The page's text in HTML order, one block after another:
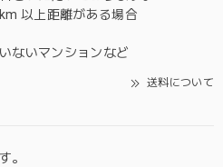
以上距離がある場合
ないマンションなど
送料について
。